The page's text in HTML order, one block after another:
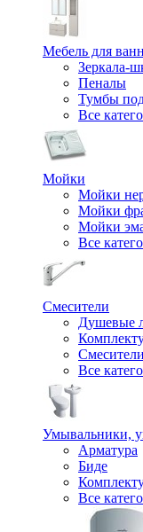
Мебель для
Зеркала-
Пеналы
Тумбы
Все
Мойки
Мойки
Мойки
Мойки
Все
Смесители
Душевые
Все
Умывальники,
Арматура
Биде
Все